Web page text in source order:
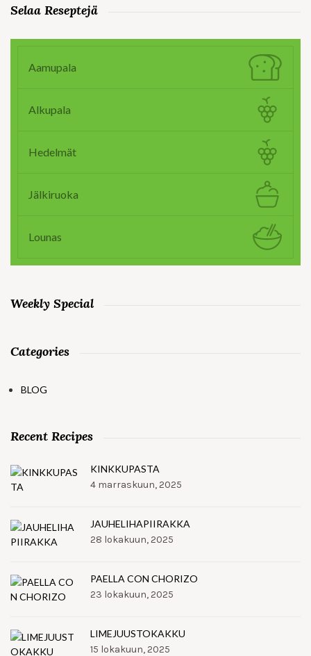
Selaa Reseptejä
Aamupala
Alkupala
Hedelmät
Jälkiruoka
Lounas
Weekly Special
Categories
BLOG
Recent Recipes
KINKKUPASTA
4 marraskuun, 2025
JAUHELIHAPIIRAKKA
28 lokakuun, 2025
PAELLA CON CHORIZO
23 lokakuun, 2025
LIMEJUUSTOKAKKU
15 lokakuun, 2025